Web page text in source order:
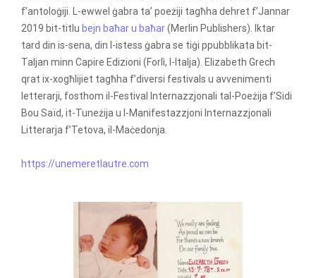
f’antoloġiji. L-ewwel ġabra ta’ poeżiji tagħha dehret f’Jannar
2019 bit-titlu bejn baħar u baħar(Merlin Publishers). Iktar
tard din is-sena, din l-istess ġabra se tiġi ppubblikata bit-
Taljan minn Capire Edizioni (Forlì, l-Italja). Elizabeth Grech
qrat ix-xogħlijiet tagħha f’diversi festivals u avvenimenti
letterarji, fosthom il-Festival Internazzjonali tal-Poeżija f’Sidi
Bou Saïd, it-Tuneżija u l-Manifestazzjoni Internazzjonali
Litterarja f’Tetova, il-Maċedonja.
https://unemeretlautre.com